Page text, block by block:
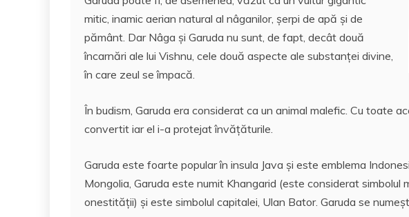
mitic, inamic aerian natural al nâganilor, șerpi de apă și de
pământ. Dar Nâga și Garuda nu sunt, de fapt, decât două
încarnări ale lui Vishnu, cele două aspecte ale substanței divine,
în care zeul se împacă.
În budism, Garuda era considerat ca un animal malefic. Cu toate
convertit iar el i-a protejat învăţăturile.
Garuda este foarte popular în insula Java şi este emblema
Mongolia, Garuda este numit Khangarid (este considerat simbolul
onestităţii) şi este simbolul capitalei, Ulan Bator. Garuda se